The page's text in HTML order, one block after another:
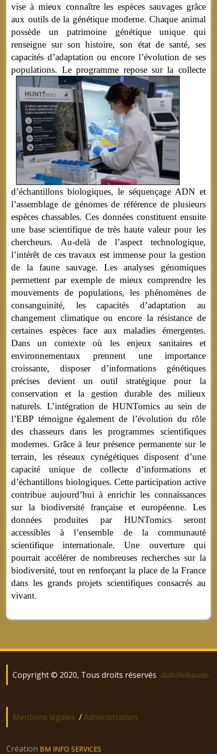
vise à mieux connaître les espèces sauvages grâce
aux outils de la génétique moderne. Chaque animal
possède un patrimoine génétique unique qui
renseigne sur son histoire, son état de santé, ses
capacités d’adaptation ou encore l’évolution de ses
populations. Le programme repose sur la collecte
d’échantillons biologiques, le séquençage ADN et
l’assemblage de génomes de référence de plusieurs
espèces chassables. Ces données constituent ensuite
une base scientifique de très haute valeur pour les
chercheurs. Au-delà de l’aspect technologique,
l’intérêt de ces travaux est immense pour la gestion
de la faune sauvage. Les analyses génomiques
permettent par exemple de mieux comprendre les
mouvements de populations, les phénomènes de
consanguinité, les capacités d’adaptation au
changement climatique ou encore la résistance de
certaines espèces face aux maladies émergentes.
Dans un contexte où les enjeux sanitaires et
environnementaux prennent une importance
croissante, disposer d’informations génétiques
précises devient un outil stratégique pour la
conservation et la gestion durable des milieux
naturels. L’intégration de HUNTomics au sein de
l’EBP témoigne également de l’évolution du rôle
des chasseurs dans les programmes scientifiques
modernes. Grâce à leur présence permanente sur le
terrain, les réseaux cynégétiques disposent d’une
capacité unique de collecte d’informations et
d’échantillons biologiques. Cette participation active
contribue aujourd’hui à enrichir les connaissances
sur la biodiversité française et européenne. Les
données produites par HUNTomics seront
accessibles à l’ensemble de la communauté
scientifique internationale. Une ouverture qui
pourrait accélérer de nombreuses recherches sur la
biodiversité, tout en renforçant la place de la France
dans les grands projets scientifiques consacrés au
vivant.
Copyright © 2020, Tous droits réservés alabillebaude
Mentions légales /Administration
Création BM INFO SERVICES